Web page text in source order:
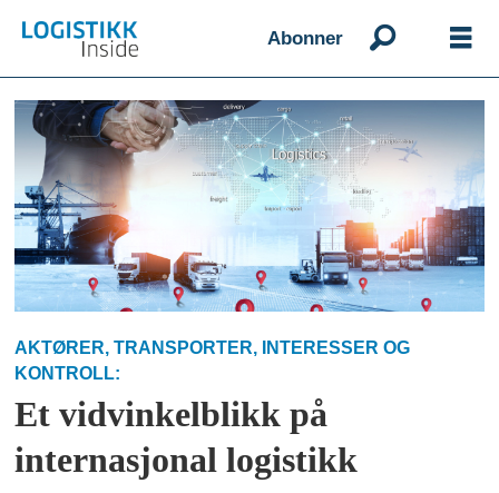
Abonner
Emne:
innsikt
AKTØRER, TRANSPORTER, INTERESSER OG
KONTROLL:
Et vidvinkelblikk på
internasjonal logistikk